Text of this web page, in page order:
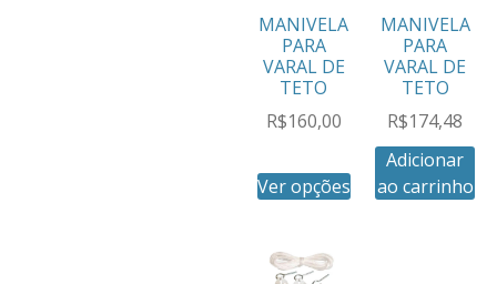
MANIVELA
PARA
VARAL DE
TETO
R$160,00
Ver opções
MANIVELA
PARA
VARAL DE
TETO
R$174,48
Adicionar
ao carrinho